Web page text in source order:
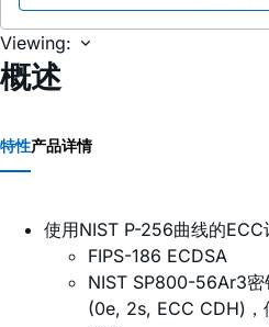
Viewing:
概述
特性产品详情
使用NIST P-256曲线的ECC
FIPS-186 ECDSA
NIST SP800-56Ar3密
(0e, 2s, ECC CDH)，